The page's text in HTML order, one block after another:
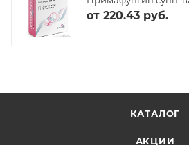
от 220.43 руб.
КАТАЛОГ
АКЦИИ